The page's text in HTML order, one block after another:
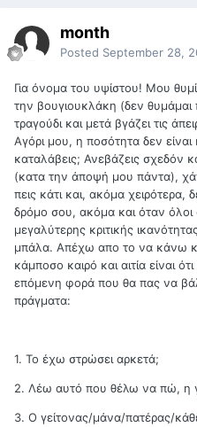
month
Posted September 28,
Για όνομα του υψίστου! Μου
την βουγιουκλάκη (δεν θυμάμαι
τραγούδι και μετά βγάζει τις
Αγόρι μου, η ποσότητα δεν
καταλάβεις; Ανεβάζεις σχεδόν
(κατα την άποψή μου πάντα),
πεις κάτι και, ακόμα χειρότερα,
δρόμο σου, ακόμα και όταν
μεγαλύτερης κριτικής
μπάλα. Απέχω απο το να κάνω
κάμποσο καιρό και αιτία είναι
επόμενη φορά που θα πας να
πράγματα:
1. Το έχω στρώσει αρκετά;
2. Λέω αυτό που θέλω να πώ, η
3. Ο γείτονας/μάνα/πατέρας/